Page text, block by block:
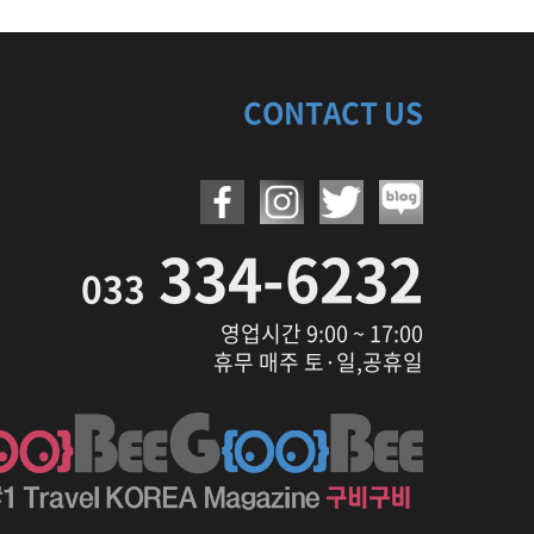
CONTACT US
033 334-6232
영업시간 9:00 ~ 17:00
휴무 매주 토·일,공휴일